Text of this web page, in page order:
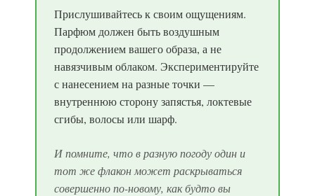
Прислушивайтесь к своим ощущениям.
Парфюм должен быть воздушным
продолжением вашего образа, а не
навязчивым облаком. Экспериментируйте
с нанесением на разные точки —
внутреннюю сторону запястья, локтевые
сгибы, волосы или шарф.
И помните, что в разную погоду один и
тот же флакон может раскрываться
совершенно по-новому, как будто вы